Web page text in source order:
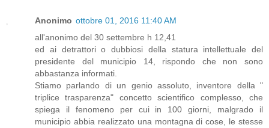
Anonimo ottobre 01, 2016 11:40 AM
all'anonimo del 30 settembre h 12,41
ed ai detrattori o dubbiosi della statura intellettuale del
presidente del municipio 14, rispondo che non sono
abbastanza informati.
Stiamo parlando di un genio assoluto, inventore della "
triplice trasparenza" concetto scientifico complesso, che
spiega il fenomeno per cui in 100 giorni, malgrado il
municipio abbia realizzato una montagna di cose, le stesse